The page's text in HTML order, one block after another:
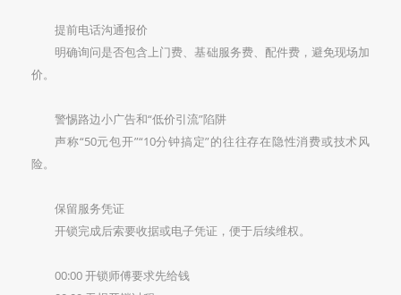
提前电话沟通报价‌
明确询问是否包含上门费、基础服务费、配件费，避免现场加
价。
警惕路边小广告和“低价引流”陷阱‌
声称“50元包开”“10分钟搞定”的往往存在隐性消费或技术风
险。
保留服务凭证‌
开锁完成后索要收据或电子凭证，便于后续维权。
00:00 开锁师傅要求先给钱